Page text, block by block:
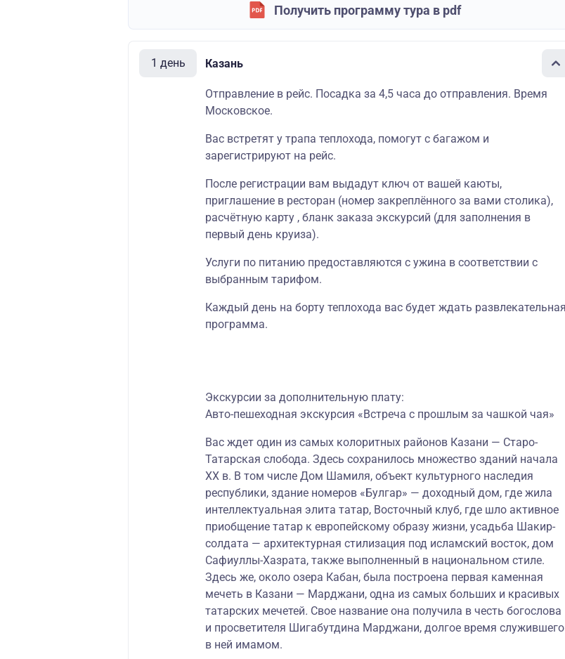
Получить программу тура в pdf
1 день Казань
Отправление в рейс. Посадка за 4,5 часа до отправления. Время
Московское.
Вас встретят у трапа теплохода, помогут с багажом и
зарегистрируют на рейс.
После регистрации вам выдадут ключ от вашей каюты,
приглашение в ресторан (номер закреплённого за вами столика),
расчётную карту , бланк заказа экскурсий (для заполнения в
первый день круиза).
Услуги по питанию предоставляются с ужина в соответствии с
выбранным тарифом.
Каждый день на борту теплохода вас будет ждать развлекательная
программа.
Экскурсии за дополнительную плату:
Авто-пешеходная экскурсия «Встреча с прошлым за чашкой чая»
Вас ждет один из самых колоритных районов Казани — Старо-
Татарская слобода. Здесь сохранилось множество зданий начала
ХХ в. В том числе Дом Шамиля, объект культурного наследия
республики, здание номеров «Булгар» — доходный дом, где жила
интеллектуальная элита татар, Восточный клуб, где шло активное
приобщение татар к европейскому образу жизни, усадьба Шакир-
солдата — архитектурная стилизация под исламский восток, дом
Сафиуллы-Хазрата, также выполненный в национальном стиле.
Здесь же, около озера Кабан, была построена первая каменная
мечеть в Казани — Марджани, одна из самых больших и красивых
татарских мечетей. Свое название она получила в честь богослова
и просветителя Шигабутдина Марджани, долгое время служившего
в ней имамом.